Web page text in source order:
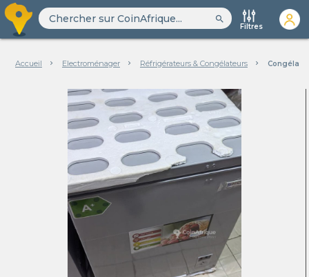
search
Filtres
Accueil Electroménager Réfrigérateurs & Congélateurs